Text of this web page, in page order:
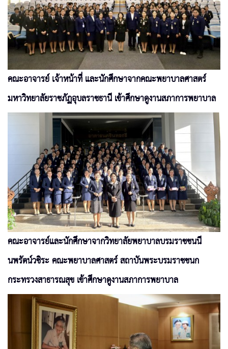
คณะอาจารย์ เจ้าหน้าที่ และนักศึกษาจากคณะพยาบาลศาสตร์
มหาวิทยาลัยราชภัฏอุบลราชธานี เข้าศึกษาดูงานสภาการพยาบาล
คณะอาจารย์และนักศึกษาจากวิทยาลัยพยาบาลบรมราชชนนี
นพรัตน์วชิระ คณะพยาบาลศาสตร์ สถาบันพระบรมราชชนก
กระทรวงสาธารณสุข เข้าศึกษาดูงานสภาการพยาบาล